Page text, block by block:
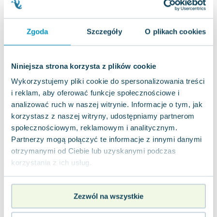
Zgoda Szczegóły O plikach cookies
Niniejsza strona korzysta z plików cookie
Wykorzystujemy pliki cookie do spersonalizowania treści
i reklam, aby oferować funkcje społecznościowe i
analizować ruch w naszej witrynie. Informacje o tym, jak
korzystasz z naszej witryny, udostępniamy partnerom
społecznościowym, reklamowym i analitycznym.
Partnerzy mogą połączyć te informacje z innymi danymi
otrzymanymi od Ciebie lub uzyskanymi podczas
korzystania z ich usług.
Zezwól na wszystkie
Joseph Murphy
Jan Sztaudynger
Aleksander Puszkin
Oscar Wilde
Maddie Ziegler
Leszek Czarnecki
Joanna Racewicz
Maria Seweryn
Janina Zającówna
Eric Helms
Anna Prus (oprac.)
Nela Mała Reporterka
Barbara Wrzesińska
Virginia Woolf